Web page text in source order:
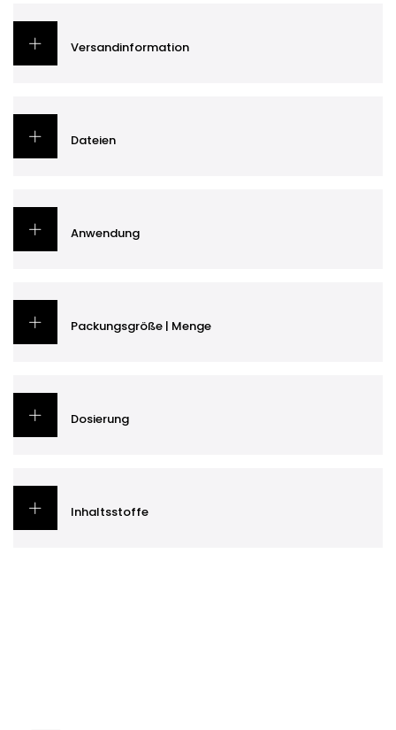
Versandinformation
Dateien
Anwendung
Packungsgröße | Menge
Dosierung
Inhaltsstoffe